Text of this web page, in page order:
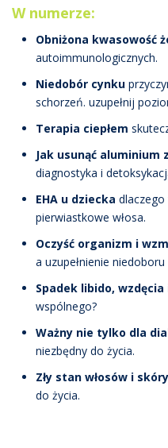
W numerze:
Obniżona kwasowość
autoimmunologicznych.
Niedobór cynku
schorzeń. uzupełnij
Terapia ciepłem
Jak usunąć aluminium
diagnostyka i
EHA u dziecka
pierwiastkowe włosa.
Oczyść organizm i
a uzupełnienie niedoboru
Spadek libido,
wspólnego?
Ważny nie tylko dla
niezbędny do życia.
Zły stan włosów i
do życia.